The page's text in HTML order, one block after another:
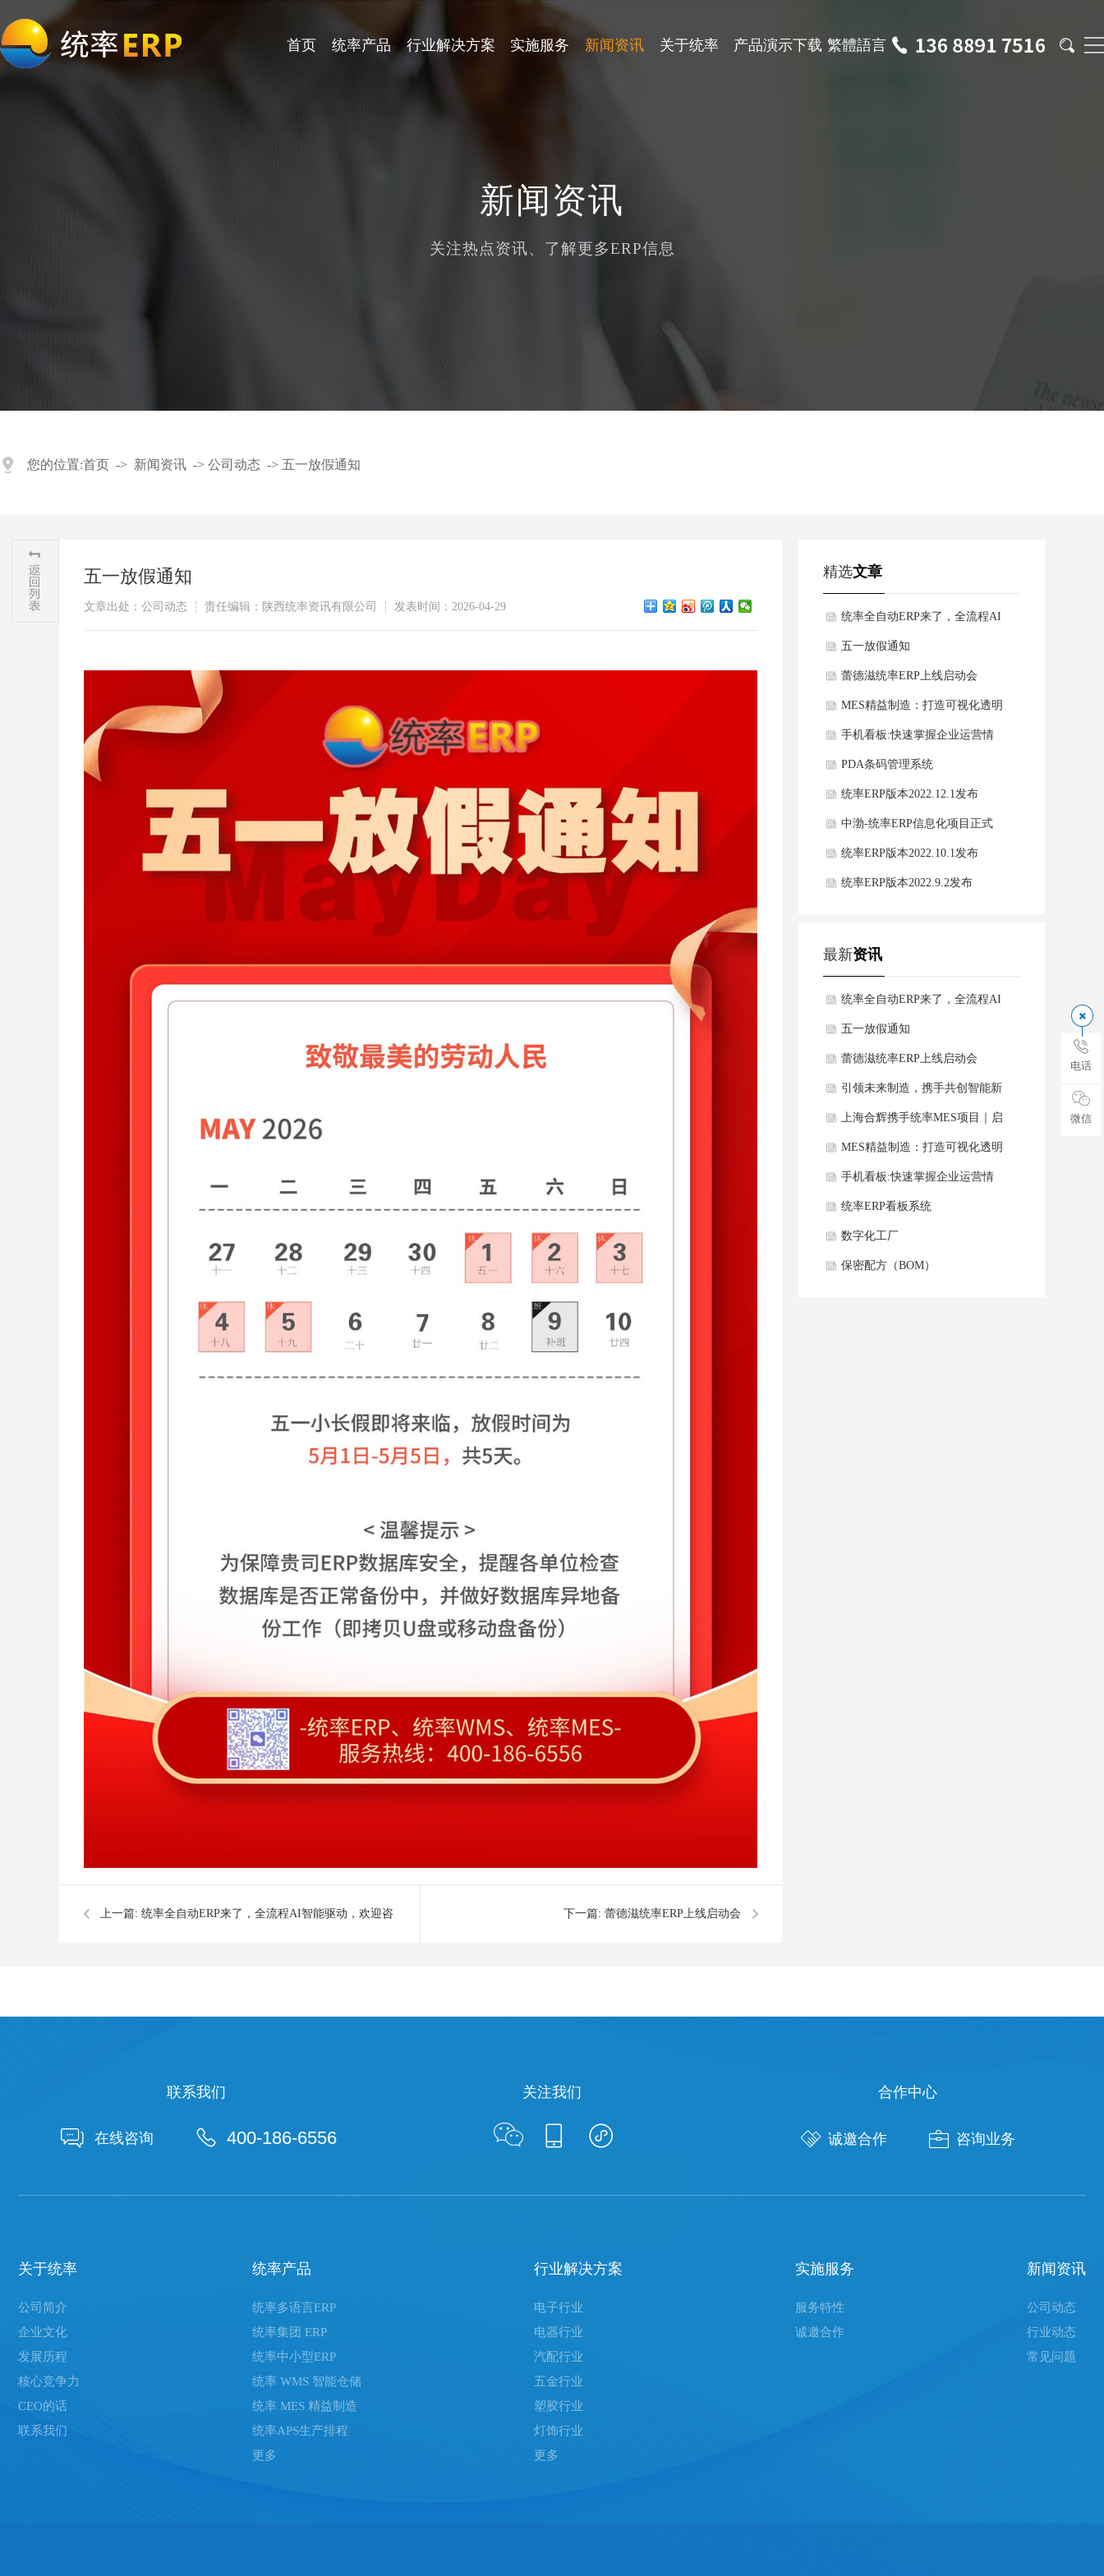
首页 统率产品
统率移动办公系统
行业解决方案
印刷行业
实施服务 新闻资讯 关于统率 产品演示下载 繁體語言 
新闻资讯
关注热点资讯、了解更多ERP信息
您的位置:首页 -> 新闻资讯 -> 公司动态 -> 五一放假通知
五一放假通知
文章出处：公司动态 责任编辑：陕西统率资讯有限公司 发表时间：2026-04-29
上一篇: 统率全自动ERP来了，全流程AI智能驱动，欢迎咨 下一篇: 蕾德滋统率ERP上线启动会
精选文章
统率全自动ERP来了，全流程AI
智能驱动，欢迎咨询了解！
五一放假通知
蕾德滋统率ERP上线启动会
MES精益制造：打造可视化透明
化数字化车间
手机看板:快速掌握企业运营情
况，助力管理者科学决策
PDA条码管理系统
统率ERP版本2022.12.1发布
中渤-统率ERP信息化项目正式
启动！
统率ERP版本2022.10.1发布
统率ERP版本2022.9.2发布
最新资讯
统率全自动ERP来了，全流程AI
智能驱动，欢迎咨询了解！
五一放假通知
蕾德滋统率ERP上线启动会
引领未来制造，携手共创智能新
篇章
上海合辉携手统率MES项目｜启
航数智新征程！
MES精益制造：打造可视化透明
化数字化车间
手机看板:快速掌握企业运营情
况，助力管理者科学决策
统率ERP看板系统
数字化工厂
保密配方（BOM）
联系我们
 在线咨询  400-186-6556
关注我们
  
合作中心
 诚邀合作  咨询业务
关于统率
公司简介
企业文化
发展历程
核心竞争力
CEO的话
联系我们
统率产品
统率多语言ERP
统率集团 ERP
统率中小型ERP
统率 WMS 智能仓储
统率 MES 精益制造
统率APS生产排程
更多
行业解决方案
电子行业
电器行业
汽配行业
五金行业
塑胶行业
灯饰行业
更多
实施服务
服务特性
诚邀合作
新闻资讯
公司动态
行业动态
常见问题
电话
微信